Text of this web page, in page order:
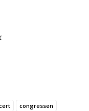
congressen